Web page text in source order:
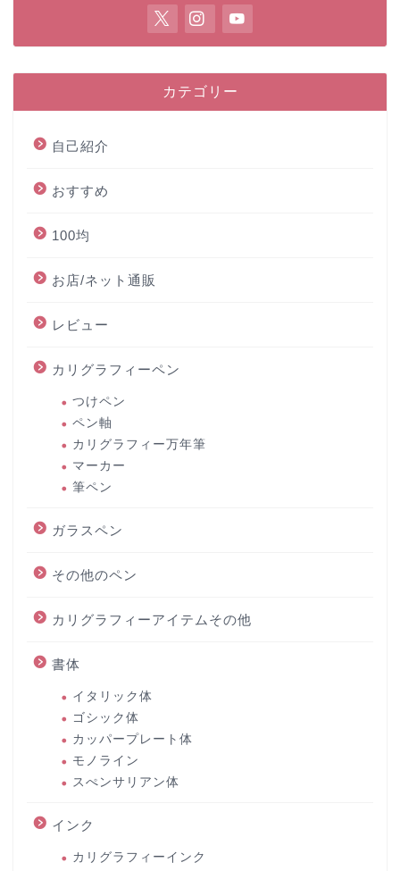
カテゴリー
自己紹介
おすすめ
100均
お店/ネット通販
レビュー
カリグラフィーペン
つけペン
ペン軸
カリグラフィー万年筆
マーカー
筆ペン
ガラスペン
その他のペン
カリグラフィーアイテムその他
書体
イタリック体
ゴシック体
カッパープレート体
モノライン
スぺンサリアン体
インク
カリグラフィーインク